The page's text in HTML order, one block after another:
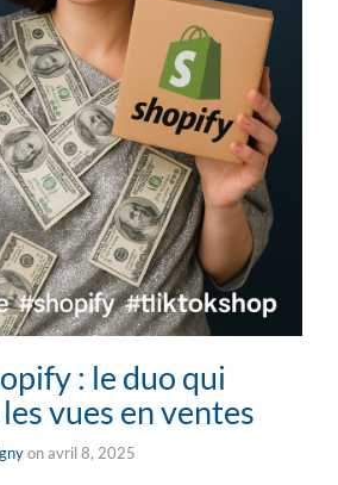
: le duo qui
vues en ventes
onavril 8, 2025